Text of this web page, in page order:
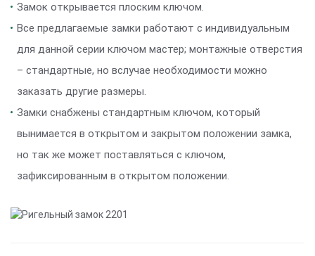
Замок открывается плоским ключом.
Все предлагаемые замки работают с индивидуальным
для данной серии ключом мастер; монтажные отверстия
– стандартные, но вслучае необходимости можно
заказать другие размеры.
Замки снабжены стандартным ключом, который
вынимается в открытом и закрытом положении замка,
но так же может поставляться с ключом,
зафиксированным в открытом положении.